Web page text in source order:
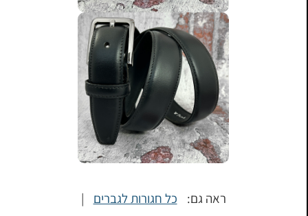
ראה גם: כל חגורות לגברים